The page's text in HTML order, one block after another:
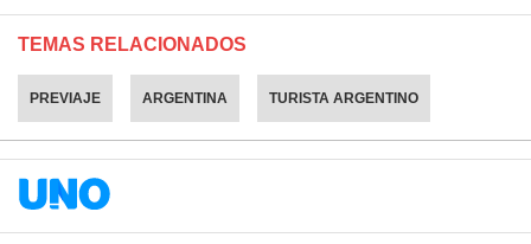
TEMAS RELACIONADOS
PREVIAJE ARGENTINA TURISTA ARGENTINO